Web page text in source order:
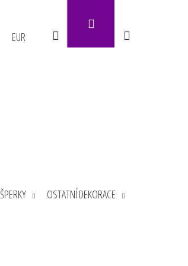
ŠPERKY
OSTATNÍ DEKORACE
EUR